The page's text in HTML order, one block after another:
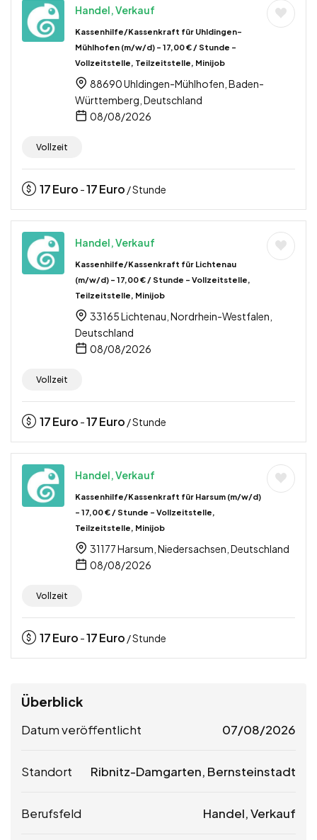
Handel, Verkauf
Kassenhilfe/Kassenkraft für Uhldingen-
Mühlhofen (m/w/d) – 17,00 € / Stunde –
Vollzeitstelle, Teilzeitstelle, Minijob
88690 Uhldingen-Mühlhofen, Baden-
Württemberg, Deutschland
08/08/2026
Vollzeit
17Euro -17Euro / Stunde
Handel, Verkauf
Kassenhilfe/Kassenkraft für Lichtenau
(m/w/d) – 17,00 € / Stunde – Vollzeitstelle,
Teilzeitstelle, Minijob
33165 Lichtenau, Nordrhein-Westfalen,
Deutschland
08/08/2026
Vollzeit
17Euro -17Euro / Stunde
Handel, Verkauf
Kassenhilfe/Kassenkraft für Harsum (m/w/d)
– 17,00 € / Stunde – Vollzeitstelle,
Teilzeitstelle, Minijob
31177 Harsum, Niedersachsen, Deutschland
08/08/2026
Vollzeit
17Euro -17Euro / Stunde
Überblick
Datum veröffentlicht 07/08/2026
Standort Ribnitz-Damgarten, Bernsteinstadt
Berufsfeld Handel, Verkauf